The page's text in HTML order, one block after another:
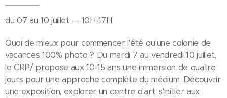
du 07 au 10 juillet — 10H-17H
Quoi de mieux pour commencer l'été qu'une colonie de
vacances 100% photo ? Du mardi 7 au vendredi 10 juillet,
le CRP/ propose aux 10-15 ans une immersion de quatre
jours pour une approche complète du médium. Découvrir
une exposition, explorer un centre d'art, s'initier aux